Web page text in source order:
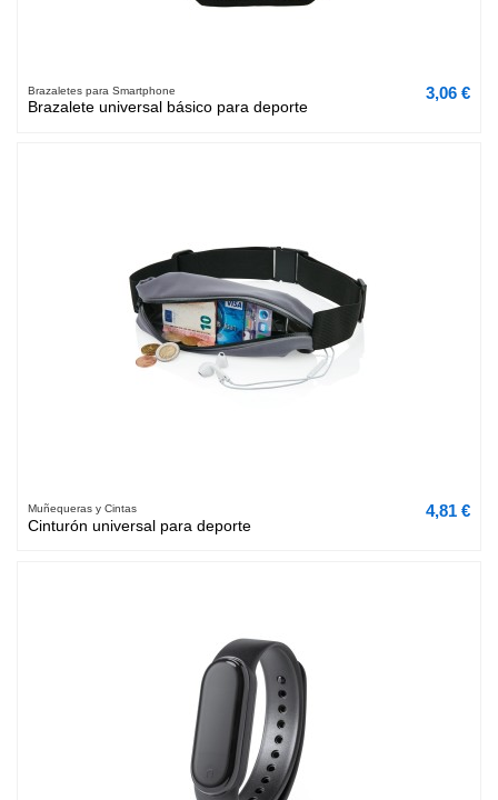
Brazaletes para Smartphone
Brazalete universal básico para deporte
3,06 €
Muñequeras y Cintas
Cinturón universal para deporte
4,81 €